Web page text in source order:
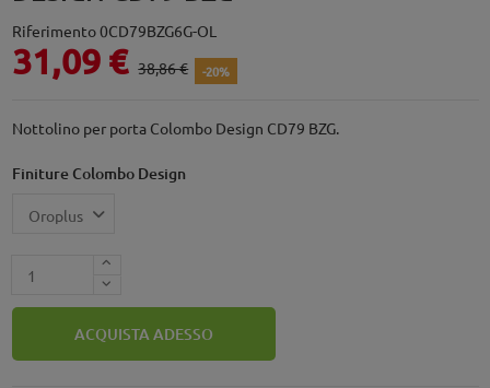
Riferimento0CD79BZG6G-OL
31,09 € 38,86 € -20%
Nottolino per porta Colombo Design CD79 BZG.
Finiture Colombo Design
ACQUISTA ADESSO